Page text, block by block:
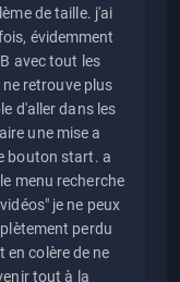
de taille. j'ai
évidemment
avec tout les
ne retrouve plus
d'aller dans les
une mise a
bouton start. a
menu recherche
je ne peux
perdu
colère de ne
tout à la